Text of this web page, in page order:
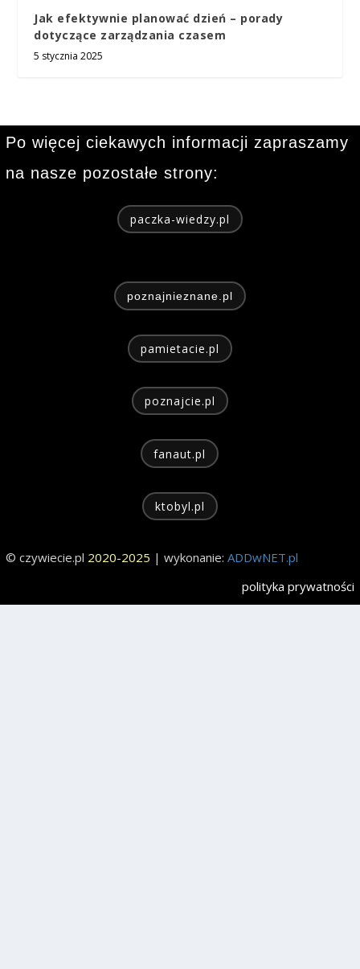
Jak efektywnie planować dzień – porady
dotyczące zarządzania czasem
5 stycznia 2025
Po więcej ciekawych informacji zapraszamy
na nasze pozostałe strony:
paczka-wiedzy.pl
poznajnieznane.pl
pamietacie.pl
poznajcie.pl
fanaut.pl
ktobyl.pl
© czywiecie.pl 2020-2025 | wykonanie: ADDwNET.pl
polityka prywatności